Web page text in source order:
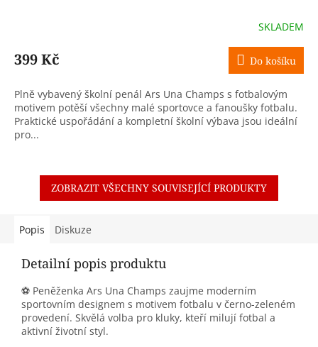
SKLADEM
399 Kč Do košíku
Plně vybavený školní penál Ars Una Champs s fotbalovým
motivem potěší všechny malé sportovce a fanoušky fotbalu.
Praktické uspořádání a kompletní školní výbava jsou ideální
pro...
ZOBRAZIT VŠECHNY SOUVISEJÍCÍ PRODUKTY
Popis Diskuze
Detailní popis produktu
⚽ Peněženka Ars Una Champs zaujme moderním
sportovním designem s motivem fotbalu v černo-zeleném
provedení. Skvělá volba pro kluky, kteří milují fotbal a
aktivní životní styl.